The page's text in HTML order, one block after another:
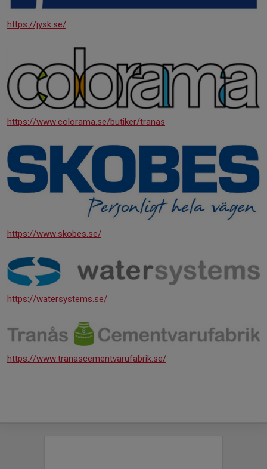
https://jysk.se/
https://www.colorama.se/butiker/tranas
https://www.skobes.se/
https://watersystems.se/
https://www.tranascementvarufabrik.se/